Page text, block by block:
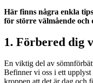
Här finns några enkla
för större välmående och
1. Förbered dig
En viktig del av
Befinner vi oss i ett